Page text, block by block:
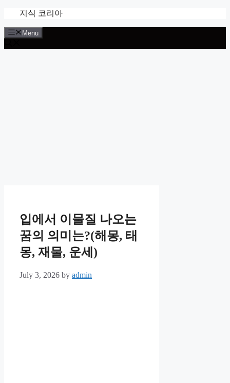
content
지식 코리아
Menu
입에서 이물질 나오는
꿈의 의미는?(해몽, 태
몽, 재물, 운세)
July 3, 2026 by admin